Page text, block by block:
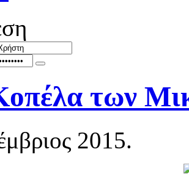
των
2015.